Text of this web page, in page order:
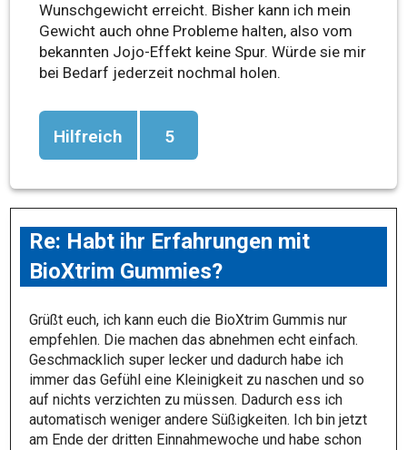
Wunschgewicht erreicht. Bisher kann ich mein
Gewicht auch ohne Probleme halten, also vom
bekannten Jojo-Effekt keine Spur. Würde sie mir
bei Bedarf jederzeit nochmal holen.
Hilfreich 5
Re: Habt ihr Erfahrungen mit
BioXtrim Gummies?
Grüßt euch, ich kann euch die BioXtrim Gummis nur
empfehlen. Die machen das abnehmen echt einfach.
Geschmacklich super lecker und dadurch habe ich
immer das Gefühl eine Kleinigkeit zu naschen und so
auf nichts verzichten zu müssen. Dadurch ess ich
automatisch weniger andere Süßigkeiten. Ich bin jetzt
am Ende der dritten Einnahmewoche und habe schon